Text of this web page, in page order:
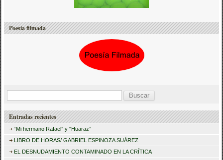
Poesía filmada
s
Entradas recientes
“Mi hermano Rafael” y “Huaraz”
LIBRO DE HORAS/ GABRIEL ESPINOZA SUÁREZ
EL DESNUDAMIENTO CONTAMINADO EN LA CRÍTICA